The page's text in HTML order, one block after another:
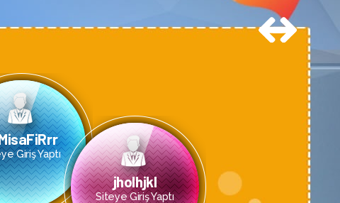
Giriş Yaptı
jholhjkl
Siteye Giriş Yaptı